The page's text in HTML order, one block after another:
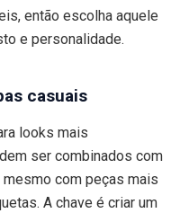
então escolha aquele
e personalidade.
casuais
looks mais
ser combinados com
com peças mais
A chave é criar um